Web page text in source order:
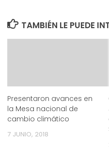
TAMBIÉN LE PUEDE
Presentaron avances en
la Mesa nacional de
cambio climático
7 JUNIO, 2018